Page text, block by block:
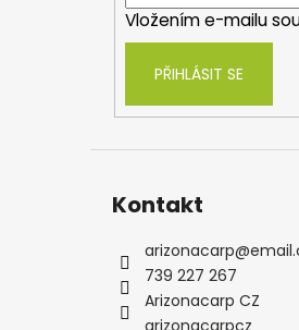
Vložením e-mailu
PŘIHLÁSIT SE
Kontakt
arizonacarp@
739 227 267
Arizonacarp CZ